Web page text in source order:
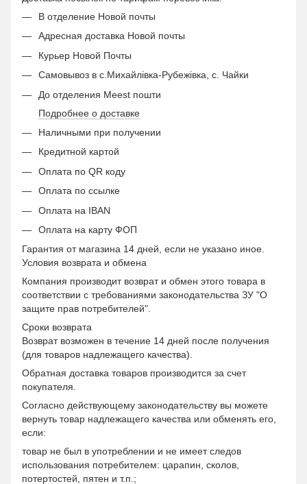
В отделение Новой почты
Адресная доставка Новой почты
Курьер Новой Почты
Самовывоз в с.Михайлівка-Рубежівка, с. Чайки
До отделения Meest пошти
Подробнее о доставке
Наличными при получении
Кредитной картой
Оплата по QR коду
Оплата по ссылке
Оплата на IBAN
Оплата на карту ФОП
Гарантия от магазина 14 дней, если не указано иное.
Условия возврата и обмена
Компания производит возврат и обмен этого товара в
соответствии с требованиями законодательства ЗУ "О
защите прав потребителей".
Сроки возврата
Возврат возможен в течение 14 дней после получения
(для товаров надлежащего качества).
Обратная доставка товаров производится за счет
покупателя.
Согласно действующему законодательству вы можете
вернуть товар надлежащего качества или обменять его,
если:
товар не был в употреблении и не имеет следов
использования потребителем: царапин, сколов,
потертостей, пятен и т.п.;